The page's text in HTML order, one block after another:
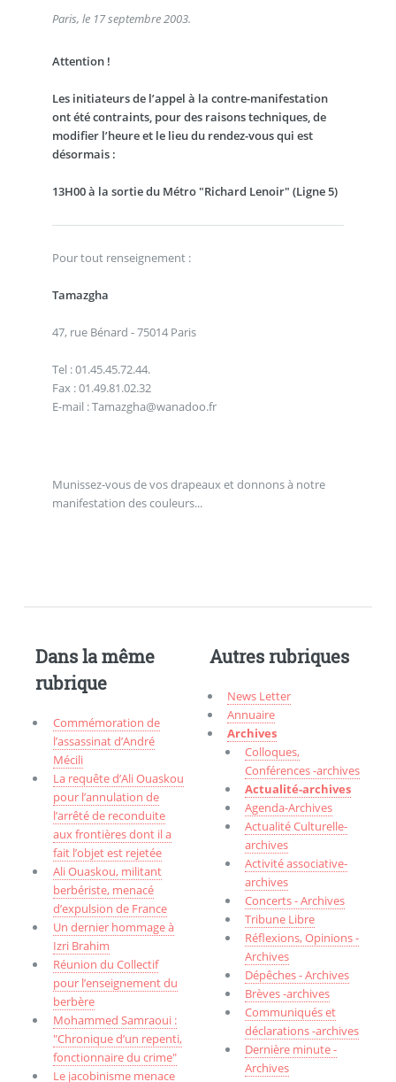
Paris, le 17 septembre 2003.
Attention !
Les initiateurs de l’appel à la contre-manifestation
ont été contraints, pour des raisons techniques, de
modifier l’heure et le lieu du rendez-vous qui est
désormais :
13H00 à la sortie du Métro "Richard Lenoir" (Ligne 5)
Pour tout renseignement :
Tamazgha
47, rue Bénard - 75014 Paris
Tel : 01.45.45.72.44.
Fax : 01.49.81.02.32
E-mail : Tamazgha@wanadoo.fr
Munissez-vous de vos drapeaux et donnons à notre
manifestation des couleurs...
Dans la même
rubrique
Commémoration de
l’assassinat d’André
Mécili
La requête d’Ali Ouaskou
pour l’annulation de
l’arrêté de reconduite
aux frontières dont il a
fait l’objet est rejetée
Ali Ouaskou, militant
berbériste, menacé
d’expulsion de France
Un dernier hommage à
Izri Brahim
Réunion du Collectif
pour l’enseignement du
berbère
Mohammed Samraoui :
"Chronique d’un repenti,
fonctionnaire du crime"
Le jacobinisme menace
Autres rubriques
News Letter
Annuaire
Archives
Colloques,
Conférences -archives
Actualité-archives
Agenda-Archives
Actualité Culturelle-
archives
Activité associative-
archives
Concerts - Archives
Tribune Libre
Réflexions, Opinions -
Archives
Dépêches - Archives
Brèves -archives
Communiqués et
déclarations -archives
Dernière minute -
Archives